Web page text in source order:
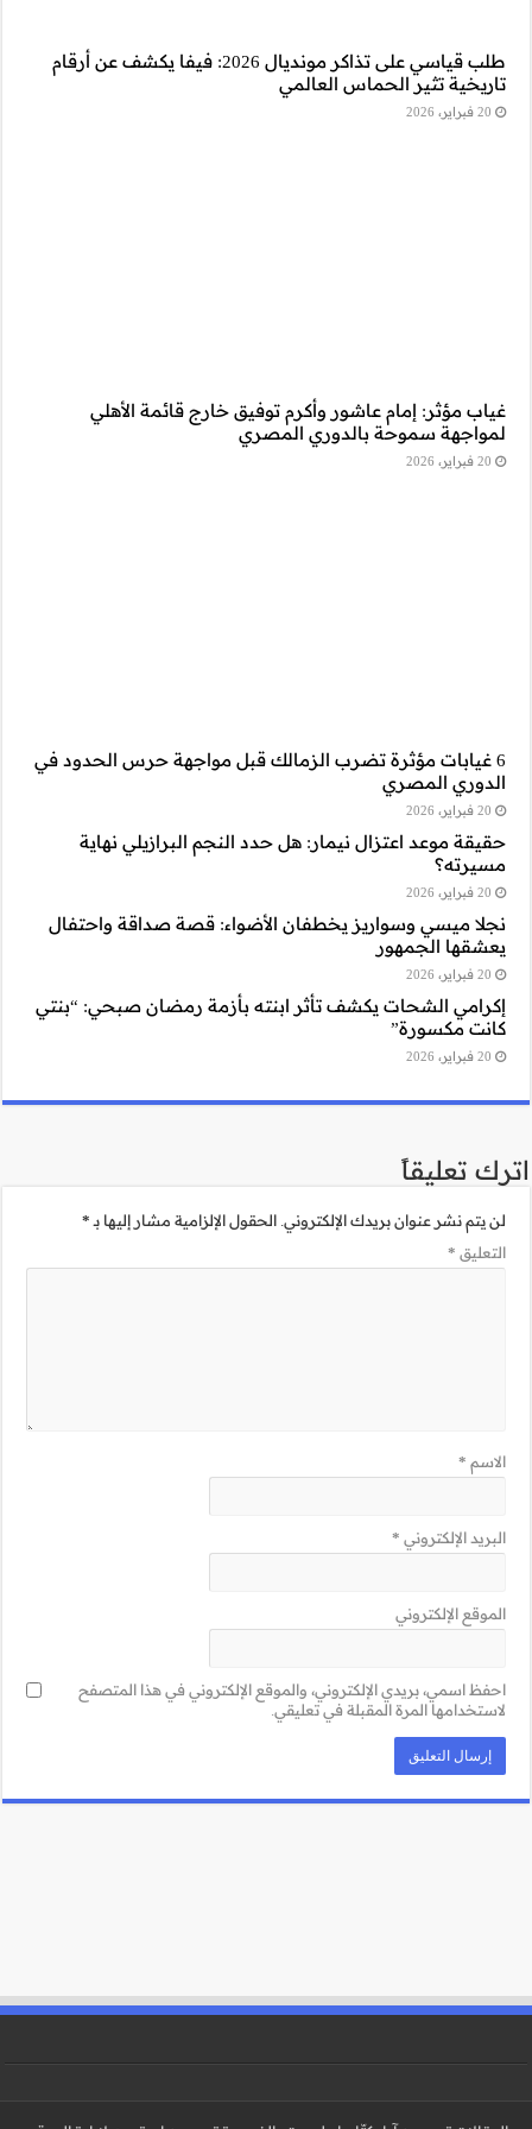
على تذاكر مونديال 2026: فيفا يكشف عن أرقام
الأهلي
حرس الحدود في
نهاية
صداقة واحتفال
رمضان صبحي: “بنتي
مشار إليها بـ*
في هذا المتصفح